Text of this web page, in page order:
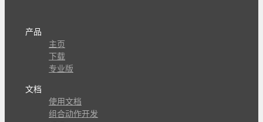
产品
主页
下载
专业版
文档
使用文档
组合动作开发